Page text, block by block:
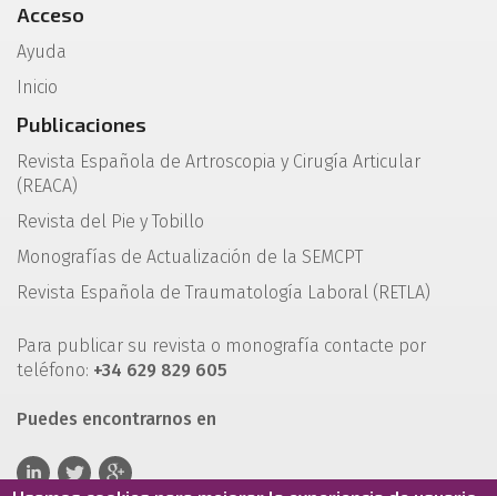
Acceso
Ayuda
Inicio
Publicaciones
Revista Española de Artroscopia y Cirugía Articular
(REACA)
Revista del Pie y Tobillo
Monografías de Actualización de la SEMCPT
Revista Española de Traumatología Laboral (RETLA)
Para publicar su revista o monografía contacte por
teléfono: +34 629 829 605
Puedes encontrarnos en